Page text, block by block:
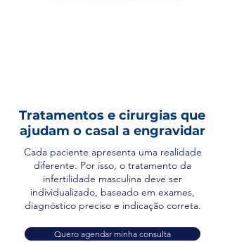
Tratamentos e cirurgias que
ajudam o casal a engravidar
Cada paciente apresenta uma realidade
diferente. Por isso, o tratamento da
infertilidade masculina deve ser
individualizado, baseado em exames,
diagnóstico preciso e indicação correta.
Quero agendar minha consulta